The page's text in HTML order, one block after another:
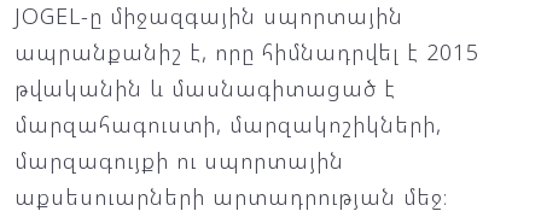
JOGEL-ը միջազգային սպորտային
ապրանքանիշ է, որը հիմնադրվել է 2015
թվականին և մասնագիտացած է
մարզահագուստի, մարզակոշիկների,
մարզագույքի ու սպորտային
աքսեսուարների արտադրության մեջ։